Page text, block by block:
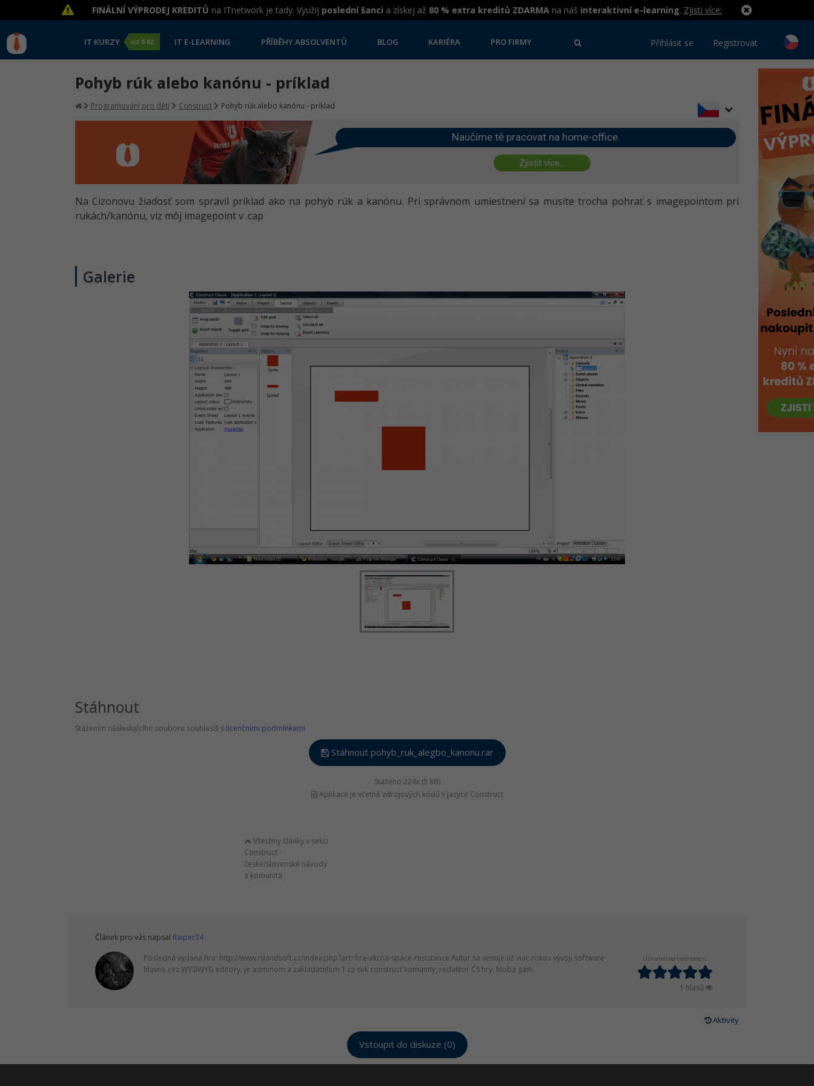
FINÁLNÍ VÝPRODEJ KREDITŮ na ITnetwork je tady. Využij poslední šanci a získej až 80 % extra kreditů ZDARMA na náš interaktivní e-learning. Zjisti více:
IT KURZY od 0 Kč IT E-LEARNING PŘÍBĚHY ABSOLVENTŮ BLOG KARIÉRA PRO FIRMY Přihlásit se Registrovat
Pohyb rúk alebo kanónu - príklad
Programování pro děti Construct Pohyb rúk alebo kanónu - príklad
Naučíme tě pracovat na home-office.
Zjistit více...
Na Cizonovu žiadosť som spravil príklad ako na pohyb rúk a kanónu. Pri správnom umiestnení sa musíte trocha pohrať s imagepointom pri
rukách/kanónu, viz môj imagepoint v .cap
Galerie
Stáhnout
Stažením následujícího souboru souhlasíš s licenčními podmínkami
Stáhnout pohyb_ruk_alegbo_kanonu.rar
Staženo 229x (5 kB)
Aplikace je včetně zdrojových kódů v jazyce Construct
Všechny články v sekci
Construct -
české/slovenské návody
a komunita
Článek pro vás napsal Raiper34
Uživatelské hodnocení:
1 hlasů
Posledná vydaná hra: http://www.islandsoft.cz/index.php?art=hra-akcna-space-resistance Autor sa venuje už viac rokov vývoji software
hlavne cez WYSIWYG editory, je adminom a zakladateľom 1 cz-svk construct komunity, redaktor CS hry, Moba gam
Aktivity
Vstoupit do diskuze (0)